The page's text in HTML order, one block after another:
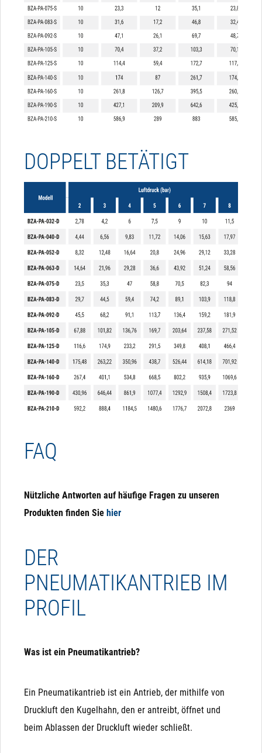
DOPPELT BETÄTIGT
FAQ
Nützliche Antworten auf häufige Fragen zu unseren
Produkten finden Sie hier
DER
PNEUMATIKANTRIEB IM
PROFIL
Was ist ein Pneumatikantrieb?
Ein Pneumatikantrieb ist ein Antrieb, der mithilfe von
Druckluft den Kugelhahn, den er antreibt, öffnet und
beim Ablassen der Druckluft wieder schließt.